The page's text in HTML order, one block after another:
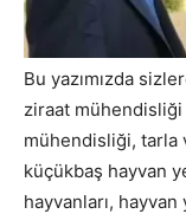
Bu yazımızda
ziraat
mühendisliği, tarla
küçükbaş hayvan
hayvanları,